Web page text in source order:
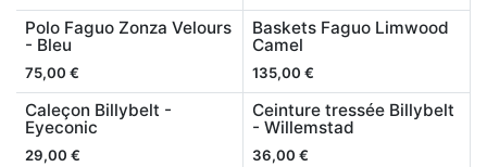
Polo Faguo Zonza Velours
- Bleu
75,00 €
Baskets Faguo Limwood
Camel
135,00 €
Caleçon Billybelt -
Eyeconic
29,00 €
Ceinture tressée Billybelt
- Willemstad
36,00 €